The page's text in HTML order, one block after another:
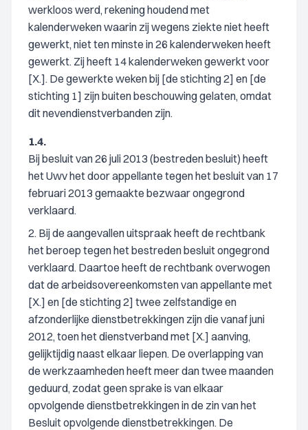
werkloos werd, rekening houdend met
kalenderweken waarin zij wegens ziekte niet heeft
gewerkt, niet ten minste in 26 kalenderweken heeft
gewerkt. Zij heeft 14 kalenderweken gewerkt voor
[X.]. De gewerkte weken bij [de stichting 2] en [de
stichting 1] zijn buiten beschouwing gelaten, omdat
dit nevendienstverbanden zijn.
1.4.
Bij besluit van 26 juli 2013 (bestreden besluit) heeft
het Uwv het door appellante tegen het besluit van 17
februari 2013 gemaakte bezwaar ongegrond
verklaard.
2. Bij de aangevallen uitspraak heeft de rechtbank
het beroep tegen het bestreden besluit ongegrond
verklaard. Daartoe heeft de rechtbank overwogen
dat de arbeidsovereenkomsten van appellante met
[X.] en [de stichting 2] twee zelfstandige en
afzonderlijke dienstbetrekkingen zijn die vanaf juni
2012, toen het dienstverband met [X.] aanving,
gelijktijdig naast elkaar liepen. De overlapping van
de werkzaamheden heeft meer dan twee maanden
geduurd, zodat geen sprake is van elkaar
opvolgende dienstbetrekkingen in de zin van het
Besluit opvolgende dienstbetrekkingen. De